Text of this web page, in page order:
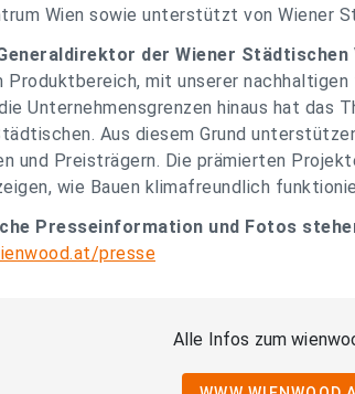
Wien sowie unterstützt von Wiener
der Wiener
Produktbereich, mit unserer
Unternehmensgrenzen hinaus hat
Aus diesem Grund
und Preisträgern. Die prämierten
wie Bauen klimafreundlich
Presseinformation und Fotos
presse
Alle Infos zum